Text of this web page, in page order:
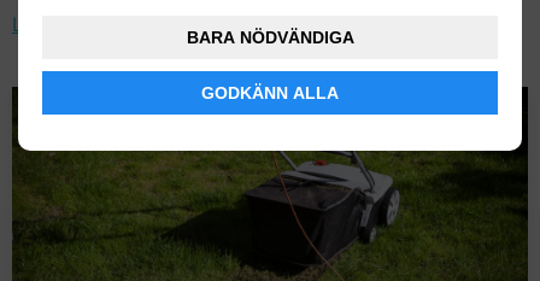
BARA NÖDVÄNDIGA
GODKÄNN ALLA
Läs artikeln